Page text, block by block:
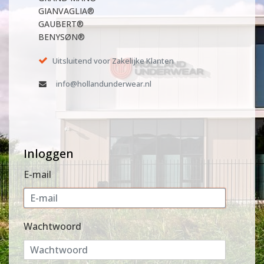
GIANVAGLIA®
GAUBERT®
BENYSØN®
Uitsluitend voor Zakelijke Klanten
info@hollandunderwear.nl
Inloggen
E-mail
Wachtwoord